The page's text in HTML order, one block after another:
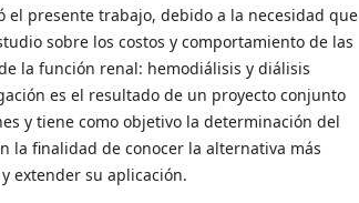
el presente trabajo, debido a la necesidad que
sobre los costos y comportamiento de las
la función renal: hemodiálisis y diálisis
es el resultado de un proyecto conjunto
y tiene como objetivo la determinación del
la finalidad de conocer la alternativa más
extender su aplicación.